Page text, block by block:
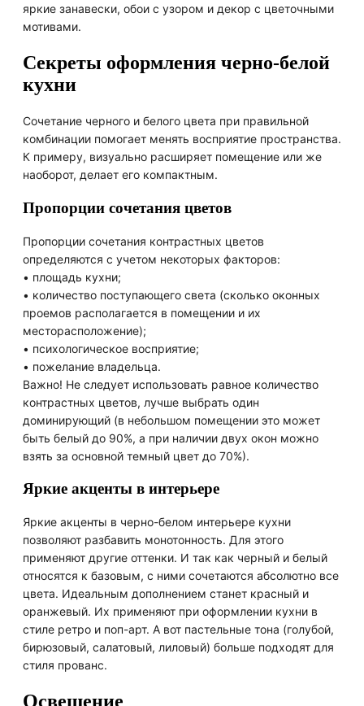
яркие занавески, обои с узором и декор с цветочными
мотивами.
Секреты оформления черно-белой
кухни
Сочетание черного и белого цвета при правильной
комбинации помогает менять восприятие пространства.
К примеру, визуально расширяет помещение или же
наоборот, делает его компактным.
Пропорции сочетания цветов
Пропорции сочетания контрастных цветов
определяются с учетом некоторых факторов:
• площадь кухни;
• количество поступающего света (сколько оконных
проемов располагается в помещении и их
месторасположение);
• психологическое восприятие;
• пожелание владельца.
Важно! Не следует использовать равное количество
контрастных цветов, лучше выбрать один
доминирующий (в небольшом помещении это может
быть белый до 90%, а при наличии двух окон можно
взять за основной темный цвет до 70%).
Яркие акценты в интерьере
Яркие акценты в черно-белом интерьере кухни
позволяют разбавить монотонность. Для этого
применяют другие оттенки. И так как черный и белый
относятся к базовым, с ними сочетаются абсолютно все
цвета. Идеальным дополнением станет красный и
оранжевый. Их применяют при оформлении кухни в
стиле ретро и поп-арт. А вот пастельные тона (голубой,
бирюзовый, салатовый, лиловый) больше подходят для
стиля прованс.
Освещение